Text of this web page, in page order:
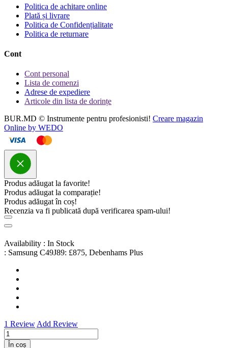
Politica de achitare online
Plată și livrare
Politica de Confidențialitate
Politica de returnare
Cont
Cont personal
Lista de comenzi
Adrese de expediere
Articole din lista de dorințe
BUR.MD © Instrumente pentru profesionisti! Creare magazin
Online by WEDO
Produs adăugat la favorite!
Produs adăugat la comparație!
Produs adăugat în coș!
Recenzia va fi publicată după verificarea spam-ului!
Availability : In Stock
: Samsung C49J89: £875, Debenhams Plus
1 Review Add Review
În coș